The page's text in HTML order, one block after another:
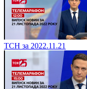
ТСН за 2022.11.21